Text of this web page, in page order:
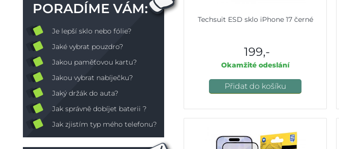
PORADÍME VÁM:
Je lepší sklo nebo fólie?
Jaké vybrat pouzdro?
Jakou paměťovou kartu?
Jakou vybrat nabíječku?
Jaký držák do auta?
Jak správně dobíjet baterii ?
Jak zjistím typ mého telefonu?
Techsuit ESD sklo iPhone 17 černé
199,-
Okamžité odeslání
Přidat do košíku